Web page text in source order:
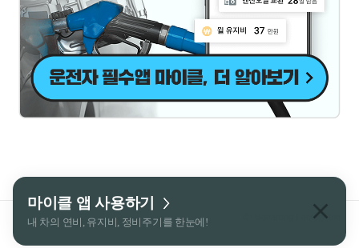
마이클 앱 사용하기
내 차의 연비, 유지비, 정비주기를 한눈에! Macarong FactoryInc.